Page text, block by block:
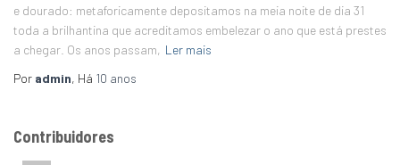
e dourado: metaforicamente depositamos na meia noite de dia 31
toda a brilhantina que acreditamos embelezar o ano que está prestes
a chegar. Os anos passam, Ler mais
Por admin, Há 10 anos
Contribuidores